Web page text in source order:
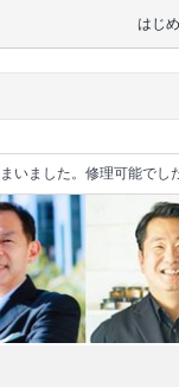
はじ
いました。修理可能でし